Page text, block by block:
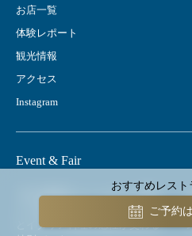
お店一覧
体験レポート
観光情報
アクセス
Instagram
Event & Fair
【9/10限定】ミシュラン1つ星シ
ェフ×醸造料理人。淡路島の恵み
とイタリア料理の感性が交わる
おすすめレスト
ご予約